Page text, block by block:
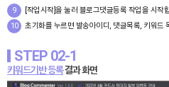
9
[작업시작]을 눌러 블로그댓글등록 작업을 시작
10
초기화를 누르면 발송아이디, 댓글목록, 키워드
STEP 02-1
키워드기반 등록결과 화면